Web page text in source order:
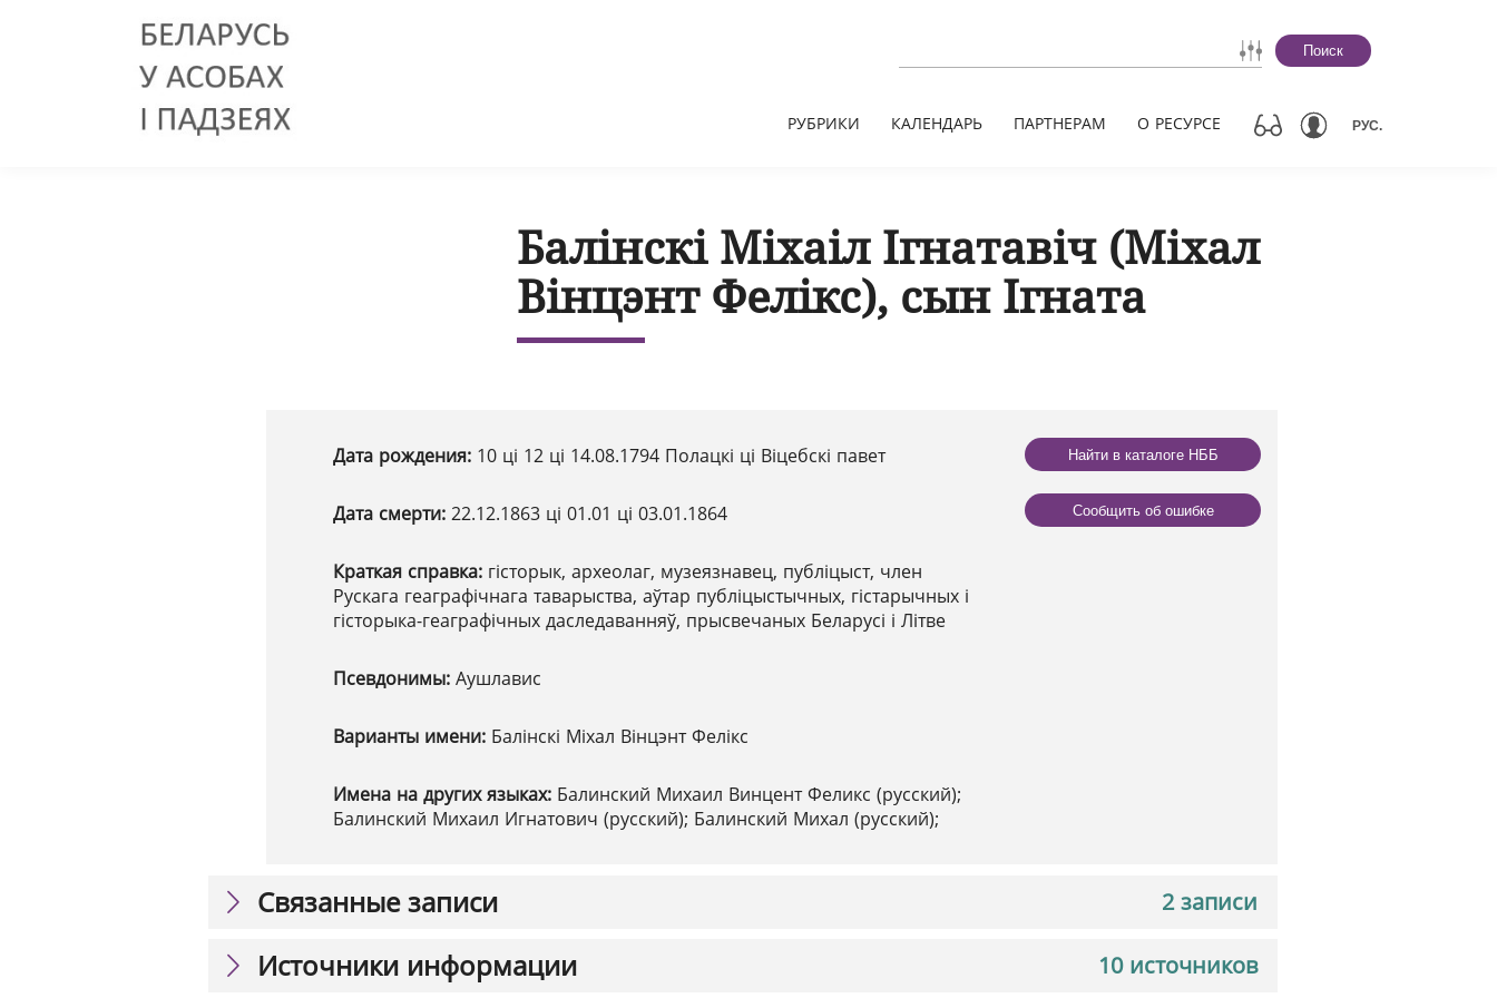
Поиск
РУБРИКИ КАЛЕНДАРЬ ПАРТНЕРАМ О РЕСУРСЕ РУС.
Балінскі Міхаіл Ігнатавіч (Міхал
Вінцэнт Фелікс), сын Ігната
Дата рождения: 10 ці 12 ці 14.08.1794 Полацкі ці Віцебскі павет
Дата смерти: 22.12.1863 ці 01.01 ці 03.01.1864
Краткая справка: гісторык, археолаг, музеязнавец, публіцыст, член
Рускага геаграфічнага таварыства, аўтар публіцыстычных, гістарычных і
гісторыка-геаграфічных даследаванняў, прысвечаных Беларусі і Літве
Псевдонимы: Аушлавис
Варианты имени: Балінскі Міхал Вінцэнт Фелікс
Имена на других языках: Балинский Михаил Винцент Феликс (русский);
Балинский Михаил Игнатович (русский); Балинский Михал (русский);
Найти в каталоге НББ
Сообщить об ошибке
2 записи
Связанные записи
10 источников
Источники информации